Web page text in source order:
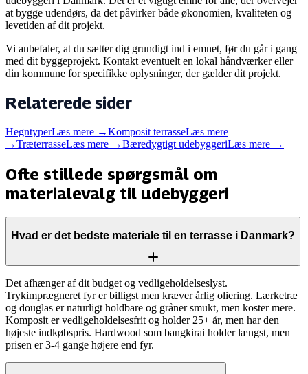
at bygge udendørs, da det påvirker både økonomien, kvaliteten og
levetiden af dit projekt.
Vi anbefaler, at du sætter dig grundigt ind i emnet, før du går i gang
med dit byggeprojekt. Kontakt eventuelt en lokal håndværker eller
din kommune for specifikke oplysninger, der gælder dit projekt.
Relaterede sider
HegntyperLæs mere →Komposit terrasseLæs mere
→TræterrasseLæs mere →Bæredygtigt udebyggeriLæs mere →
Ofte stillede spørgsmål om
materialevalg til udebyggeri
Hvad er det bedste materiale til en terrasse i Danmark?
Det afhænger af dit budget og vedligeholdelseslyst.
Trykimprægneret fyr er billigst men kræver årlig oliering. Lærketræ
og douglas er naturligt holdbare og gråner smukt, men koster mere.
Komposit er vedligeholdelsesfrit og holder 25+ år, men har den
højeste indkøbspris. Hardwood som bangkirai holder længst, men
prisen er 3-4 gange højere end fyr.